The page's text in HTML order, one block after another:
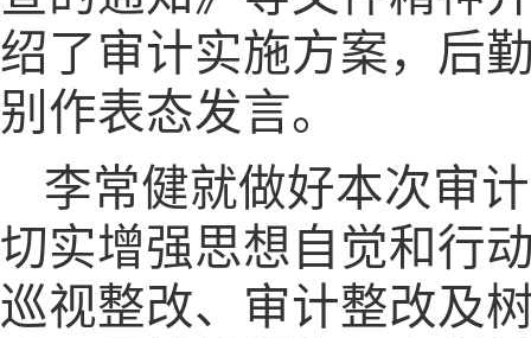
绍了审计实施方案，后
别作表态发言。
李常健就做好本次审
切实增强思想自觉和行
巡视整改、审计整改及